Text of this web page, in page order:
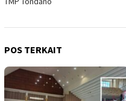
POS TERKAIT